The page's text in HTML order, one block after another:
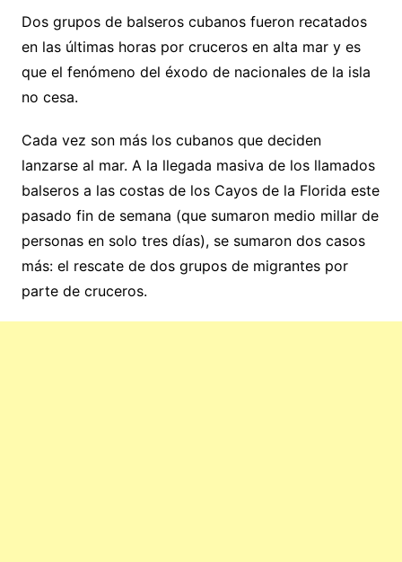
Dos grupos de balseros cubanos fueron recatados
en las últimas horas por cruceros en alta mar y es
que el fenómeno del éxodo de nacionales de la isla
no cesa.
Cada vez son más los cubanos que deciden
lanzarse al mar. A la llegada masiva de los llamados
balseros a las costas de los Cayos de la Florida este
pasado fin de semana (que sumaron medio millar de
personas en solo tres días), se sumaron dos casos
más: el rescate de dos grupos de migrantes por
parte de cruceros.